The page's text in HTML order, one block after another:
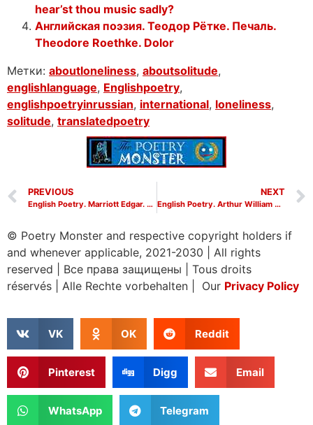
hear’st thou music sadly?
Английская поэзия. Теодор Рётке. Печаль.
Theodore Roethke. Dolor
Метки: aboutloneliness, aboutsolitude,
englishlanguage, Englishpoetry,
englishpoetryinrussian, international, loneliness,
solitude, translatedpoetry
PREVIOUS
English Poetry. Marriott Edgar. The Fair Rosamond. Мариотт Эдгар.
NEXT
English Poetry. Arthur William Symons. Emmy. Артур Саймонс (Симонс).
© Poetry Monster and respective copyright holders if
and whenever applicable, 2021-2030
All rights
reserved
Все права защищены
Tous droits
réservés
Alle Rechte vorbehalten | Our Privacy Policy
VK OK Reddit
Pinterest Digg Email
WhatsApp Telegram